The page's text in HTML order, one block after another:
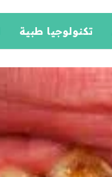
تكنولوجيا طبية